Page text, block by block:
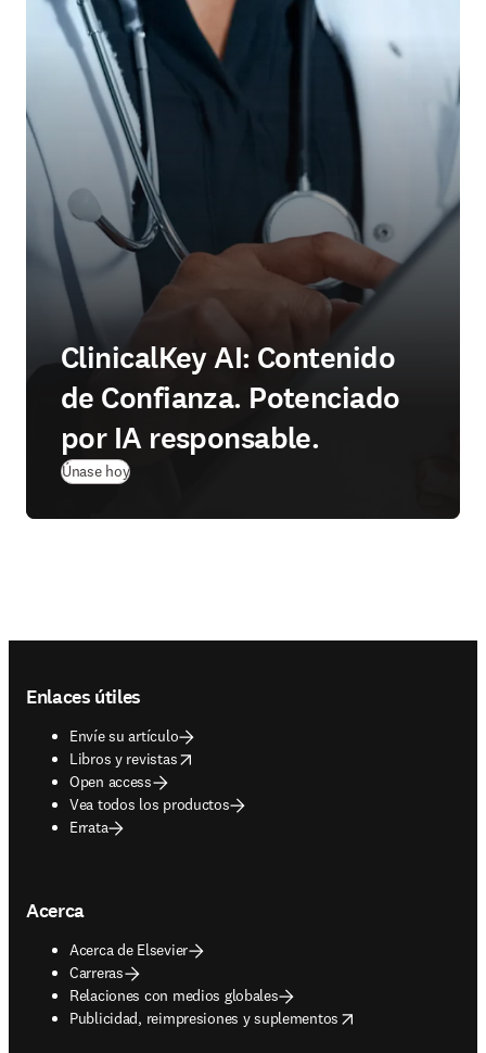
ClinicalKey AI: Contenido
de Confianza. Potenciado
por IA responsable.
Únase hoy
Enlaces útiles
Envíe su artículo
Libros y revistas
opens in new tab/window
Open access
Vea todos los productos
Errata
Acerca
Acerca de Elsevier
Carreras
Relaciones con medios globales
Publicidad, reimpresiones y suplementos
opens in new tab/window